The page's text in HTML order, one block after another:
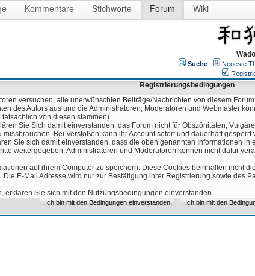
Kommentare Stichworte Forum Wiki
Suche Neueste
Registrierungsbedingungen
versuchen, alle unerwünschten Beiträge/Nachrichten von diesem
des Autors aus und die Administratoren, Moderatoren und Webmaster
von diesen stammen).
Sie Sich damit einverstanden, das Forum nicht für Obszönitäten,
Bei Verstößen kann ihr Account sofort und dauerhaft
Sie sich damit einverstanden, dass die oben genannten Informationen
weitergegeben. Administratoren und Moderatoren können nicht dafür
auf ihrem Computer zu speichern. Diese Cookies beinhalten nicht
Die E-Mail Adresse wird nur zur Bestätigung ihrer Registrierung sowie des
erklären Sie sich mit den Nutzungsbedingungen einverstanden.